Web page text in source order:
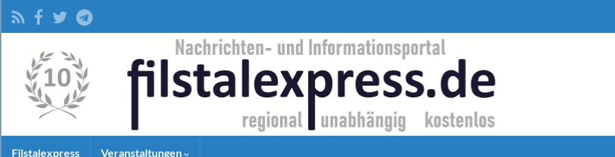
Filstalexpress Veranstaltungen